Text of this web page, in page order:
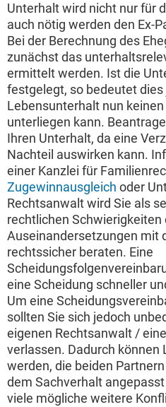
Unterhalt wird nicht nur für
auch nötig werden den Ex-
Bei der Berechnung des
zunächst das
ermittelt werden. Ist die
festgelegt, so bedeutet
Lebensunterhalt nun
unterliegen kann.
Ihren Unterhalt, da eine
Nachteil auswirken kann.
einer Kanzlei für
Zugewinnausgleich oder
Rechtsanwalt wird Sie als
rechtlichen Schwierigkeiten
Auseinandersetzungen mit
rechtssicher beraten. Eine
eine Scheidung schneller
Um eine
sollten Sie sich jedoch
eigenen Rechtsanwalt /
verlassen. Dadurch können
werden, die beiden
dem Sachverhalt
viele mögliche weitere